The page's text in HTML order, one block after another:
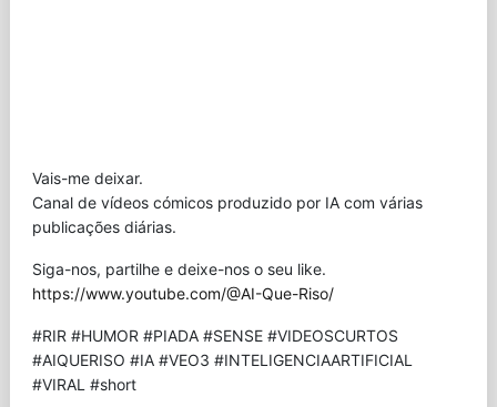
Vais-me deixar.
Canal de vídeos cómicos produzido por IA com várias
publicações diárias.
Siga-nos, partilhe e deixe-nos o seu like.
https://www.youtube.com/@AI-Que-Riso/
#RIR #HUMOR #PIADA #SENSE #VIDEOSCURTOS
#AIQUERISO #IA #VEO3 #INTELIGENCIAARTIFICIAL
#VIRAL #short